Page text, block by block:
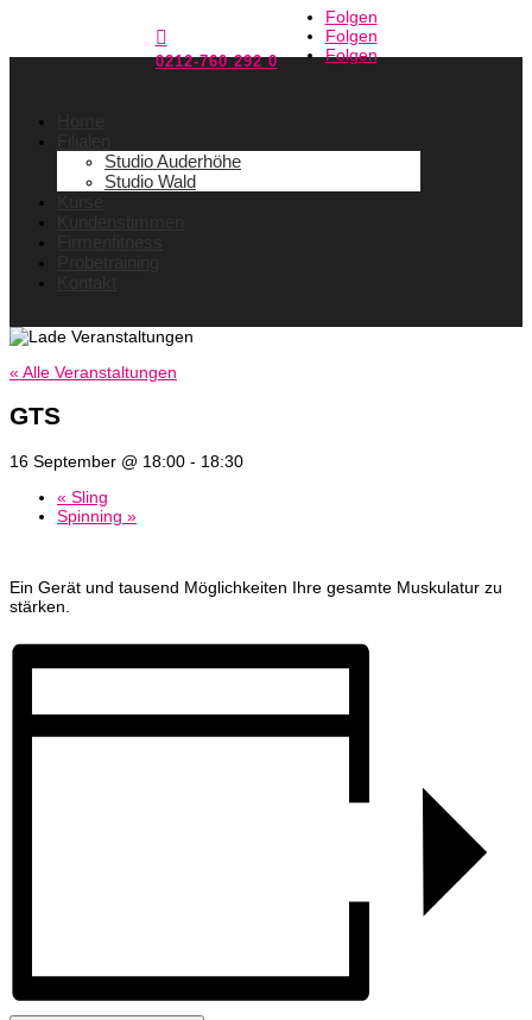

0212-760 292 0
Folgen
Folgen
Folgen
Studio Auderhöhe
Studio Wald
« Alle Veranstaltungen
GTS
16 September @ 18:00 - 18:30
« Sling
Spinning »
Ein Gerät und tausend Möglichkeiten Ihre gesamte Muskulatur zu
stärken.